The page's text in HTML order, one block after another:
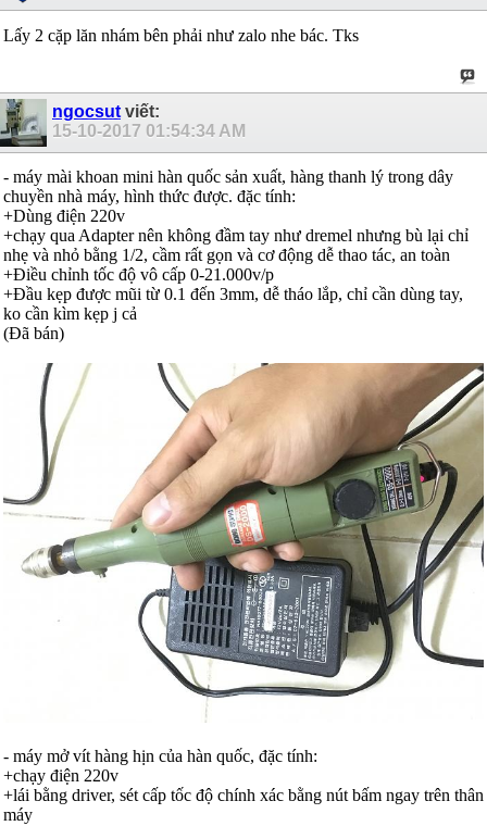
Lấy 2 cặp lăn nhám bên phải như zalo nhe bác. Tks
ngocsut viết:
15-10-2017 01:54:34 AM
- máy mài khoan mini hàn quốc sản xuất, hàng thanh lý trong dây
chuyền nhà máy, hình thức được. đặc tính:
+Dùng điện 220v
+chạy qua Adapter nên không đầm tay như dremel nhưng bù lại chỉ
nhẹ và nhỏ bằng 1/2, cầm rất gọn và cơ động dễ thao tác, an toàn
+Điều chỉnh tốc độ vô cấp 0-21.000v/p
+Đầu kẹp được mũi từ 0.1 đến 3mm, dễ tháo lắp, chỉ cần dùng tay,
ko cần kìm kẹp j cả
(Đã bán)
- máy mở vít hàng hịn của hàn quốc, đặc tính:
+chạy điện 220v
+lái bằng driver, sét cấp tốc độ chính xác bằng nút bấm ngay trên thân
máy